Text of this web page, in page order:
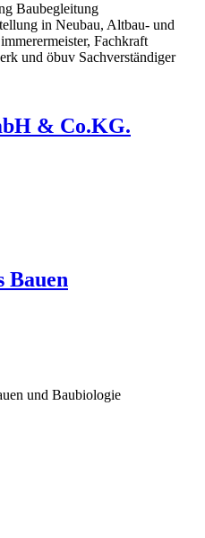
Baubegleitung
in Neubau, Altbau- und
Fachkraft
und öbuv Sachverständiger
& Co.KG.
Bauen
und Baubiologie